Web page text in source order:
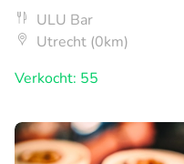
ULU Bar
Utrecht (0km)
Verkocht: 55